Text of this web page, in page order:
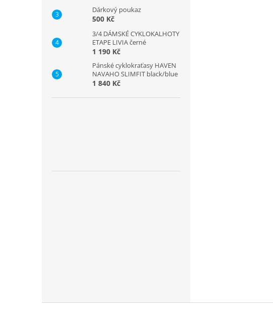
Dárkový poukaz
500 Kč
3/4 DÁMSKÉ CYKLOKALHOTY
ETAPE LIVIA černé
1 190 Kč
Pánské cyklokraťasy HAVEN
NAVAHO SLIMFIT black/blue
1 840 Kč